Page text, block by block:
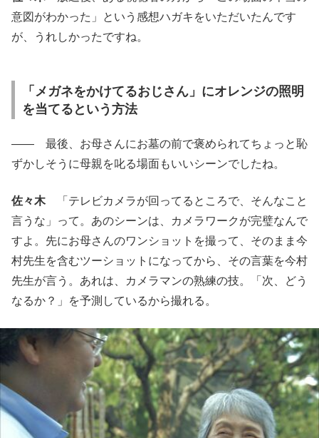
意図がわかった」という感想ハガキをいただいたんです
が、うれしかったですね。
「メガネをかけてるおじさん」にオレンジの照明
を当てるという方法
―― 最後、お母さんにお墓の前で褒められてちょっと恥
ずかしそうに母親を叱る場面もいいシーンでしたね。
佐々木「テレビカメラが回ってるところで、そんなこと
言うな」って。あのシーンは、カメラワークが完璧なんで
すよ。先にお母さんのワンショットを撮って、そのまま今
村先生を含むツーショットになってから、その言葉を今村
先生が言う。あれは、カメラマンの熟練の技。「次、どう
なるか？」を予測しているから撮れる。